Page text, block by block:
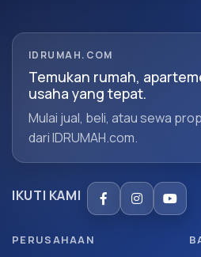
IDRUMAH.COM
Temukan rumah,
usaha yang tepat.
Mulai jual, beli, atau sewa
dari IDRUMAH.com.
IKUTI KAMI
PERUSAHAAN